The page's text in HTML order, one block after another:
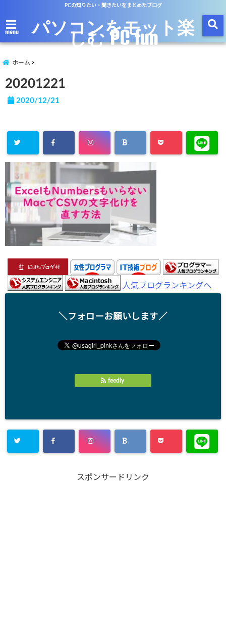
PCの知りたい・聞きたいをまとめたブログ
menu パソコンをモット楽
しむ PC fun
ホーム
20201221
2020/12/21
人気ブログランキングへ
＼フォローお願いします／
feedly
スポンサードリンク